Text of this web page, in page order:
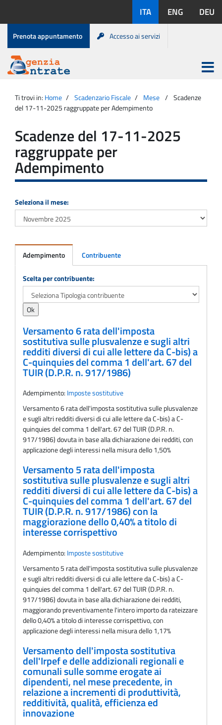
contenuto
disponibili:
ITA ENG DEU
Menu
di
servizio
Prenota appuntamento Accesso ai servizi
Agenzia
Entrate
Apri
menu
principale
Ti trovi in: Home Scadenzario Fiscale Mese
Scadenze
del 17-11-2025 raggruppate per Adempimento
Scadenze del 17-11-2025
raggruppate per
Adempimento
Seleziona il mese:
Adempimento Contribuente
Adempimento
Scelta per contribuente:
Versamento 6 rata dell'imposta
sostitutiva sulle plusvalenze e sugli altri
redditi diversi di cui alle lettere da C-bis) a
C-quinquies del comma 1 dell'art. 67 del
TUIR (D.P.R. n. 917/1986)
Adempimento: Imposte sostitutive
Versamento 6 rata dell'imposta sostitutiva sulle plusvalenze
e sugli altri redditi diversi di cui alle lettere da C-bis) a C-
quinquies del comma 1 dell'art. 67 del TUIR (D.P.R. n.
917/1986) dovuta in base alla dichiarazione dei redditi, con
applicazione degli interessi nella misura dello 1,50%
Versamento 5 rata dell'imposta
sostitutiva sulle plusvalenze e sugli altri
redditi diversi di cui alle lettere da C-bis) a
C-quinquies del comma 1 dell'art. 67 del
TUIR (D.P.R. n. 917/1986) con la
maggiorazione dello 0,40% a titolo di
interesse corrispettivo
Adempimento: Imposte sostitutive
Versamento 5 rata dell'imposta sostitutiva sulle plusvalenze
e sugli altri redditi diversi di cui alle lettere da C-bis) a C-
quinquies del comma 1 dell'art. 67 del TUIR (D.P.R. n.
917/1986) dovuta in base alla dichiarazione dei redditi,
maggiorando preventivamente l'intero importo da rateizzare
dello 0,40% a titolo di interesse corrispettivo, con
applicazione degli interessi nella misura dello 1,17%
Versamento dell'imposta sostitutiva
dell'Irpef e delle addizionali regionali e
comunali sulle somme erogate ai
dipendenti, nel mese precedente, in
relazione a incrementi di produttività,
redditività, qualità, efficienza ed
innovazione